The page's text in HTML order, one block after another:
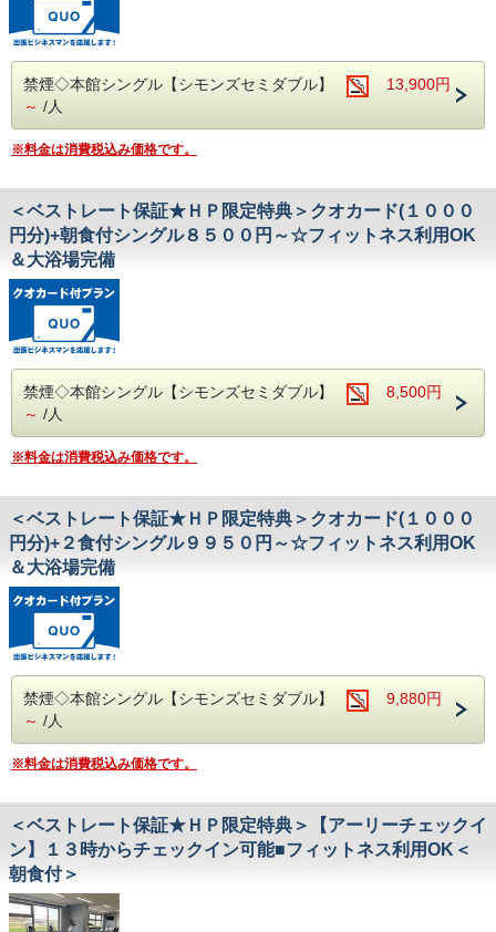
禁煙◇本館シングル【シモンズセミダブル】
13,900円
～ /人
※料金は消費税込み価格です。
＜ベストレート保証★ＨＰ限定特典＞クオカード(１０００
円分)+朝食付シングル８５００円～☆フィットネス利用OK
＆大浴場完備
禁煙◇本館シングル【シモンズセミダブル】
8,500円
～ /人
※料金は消費税込み価格です。
＜ベストレート保証★ＨＰ限定特典＞クオカード(１０００
円分)+２食付シングル９９５０円～☆フィットネス利用OK
＆大浴場完備
禁煙◇本館シングル【シモンズセミダブル】
9,880円
～ /人
※料金は消費税込み価格です。
＜ベストレート保証★ＨＰ限定特典＞【アーリーチェックイ
ン】１３時からチェックイン可能■フィットネス利用OK＜
朝食付＞